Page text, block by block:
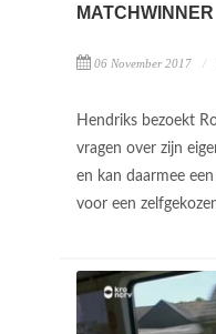
MATCHWINNER
06 November 2017
Hendriks bezoekt
vragen over zijn
en kan daarmee
voor een